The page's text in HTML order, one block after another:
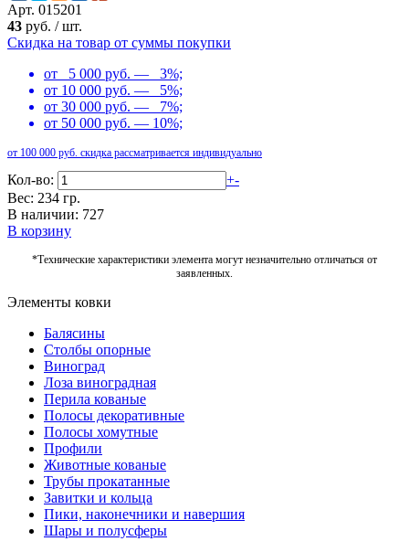
Арт. 015201
43 руб. /шт.
Скидка на товар от суммы покупки
от 5 000 руб. — 3%;
от 10 000 руб. — 5%;
от 30 000 руб. — 7%;
от 50 000 руб. — 10%;
от 100 000 руб. скидка рассматривается индивидуально
Кол-во: +-
Вес: 234 гр.
В наличии: 727
В корзину
*Технические характеристики элемента могут незначительно отличаться от
заявленных.
Элементы ковки
Балясины
Столбы опорные
Виноград
Лоза виноградная
Перила кованые
Полосы декоративные
Полосы хомутные
Профили
Животные кованые
Трубы прокатанные
Завитки и кольца
Пики, наконечники и навершия
Шары и полусферы